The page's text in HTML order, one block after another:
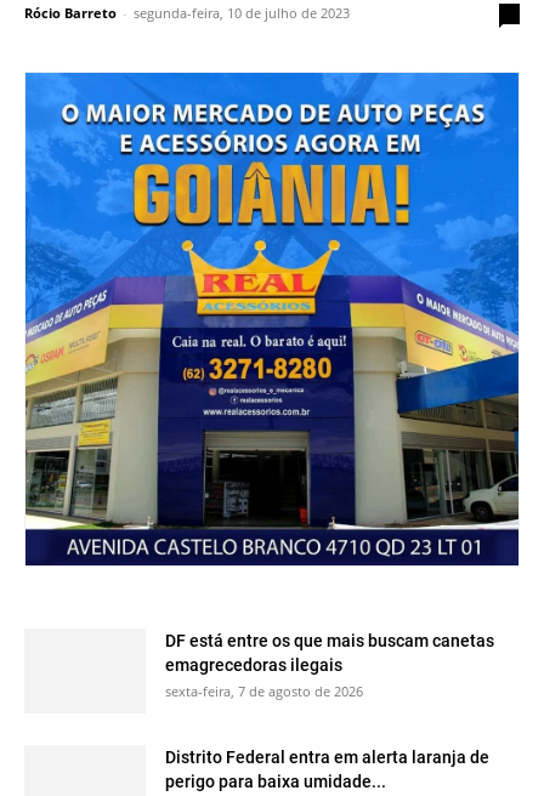
Rócio Barreto - segunda-feira, 10 de julho de 2023
DF está entre os que mais buscam canetas
emagrecedoras ilegais
sexta-feira, 7 de agosto de 2026
Distrito Federal entra em alerta laranja de
perigo para baixa umidade...